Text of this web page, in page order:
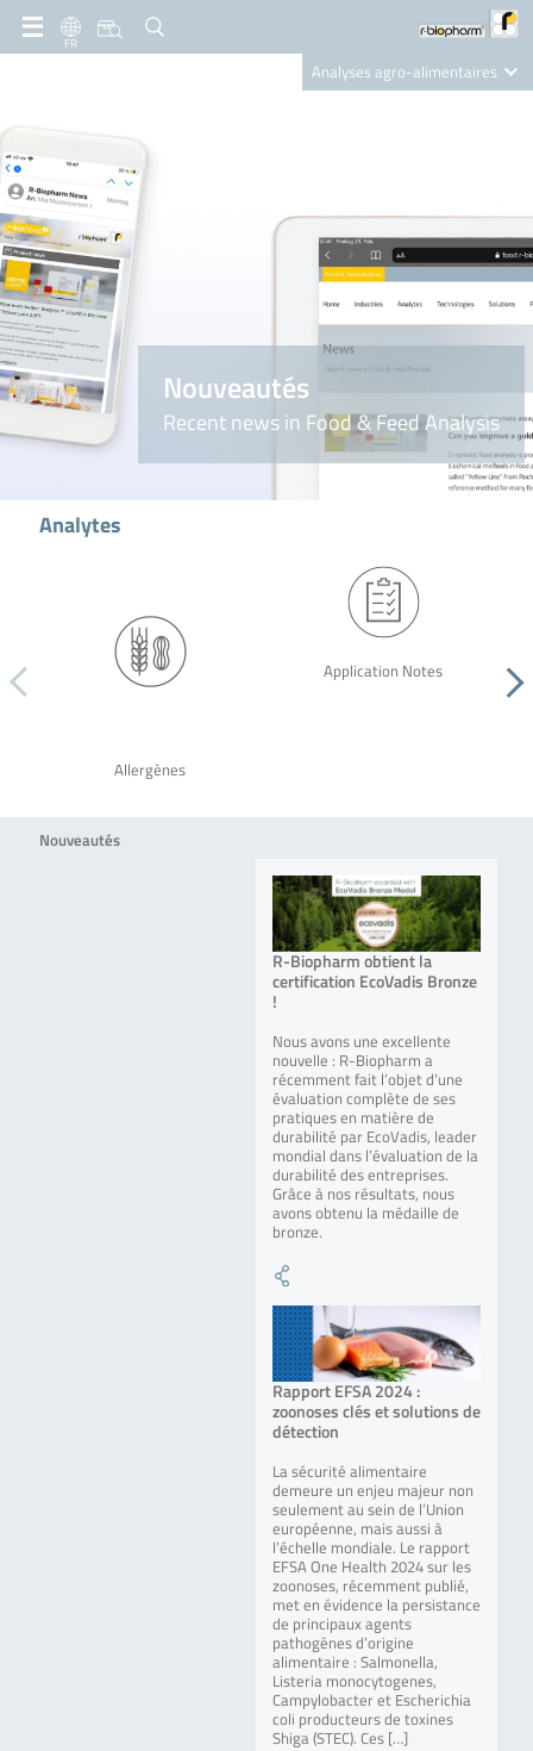
FR
Analyses agro-alimentaires
Nouveautés
Recent news in Food & Feed Analysis
Analytes
Allergènes
Application Notes
Nouveautés
R-Biopharm obtient la
certification EcoVadis Bronze
!
Nous avons une excellente
nouvelle : R-Biopharm a
récemment fait l’objet d’une
évaluation complète de ses
pratiques en matière de
durabilité par EcoVadis, leader
mondial dans l’évaluation de la
durabilité des entreprises.
Grâce à nos résultats, nous
avons obtenu la médaille de
bronze.
Rapport EFSA 2024 :
zoonoses clés et solutions de
détection
La sécurité alimentaire
demeure un enjeu majeur non
seulement au sein de l’Union
européenne, mais aussi à
l’échelle mondiale. Le rapport
EFSA One Health 2024 sur les
zoonoses, récemment publié,
met en évidence la persistance
de principaux agents
pathogènes d’origine
alimentaire : Salmonella,
Listeria monocytogenes,
Campylobacter et Escherichia
coli producteurs de toxines
Shiga (STEC). Ces […]